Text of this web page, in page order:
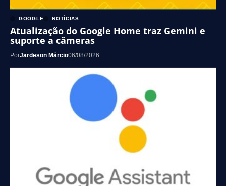
GOOGLE NOTÍCIAS
Atualização do Google Home traz Gemini e
suporte a câmeras
PorJardeson Márcio06/08/2026